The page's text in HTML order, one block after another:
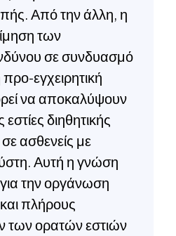
Από την άλλη, η
των
σε συνδυασμό
εγχειρητική
να αποκαλύψουν
διηθητικής
ασθενείς με
Αυτή η γνώση
για την οργάνωση
πλήρους
των ορατών εστιών